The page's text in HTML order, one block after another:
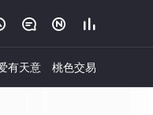
  
有天意 桃色交易